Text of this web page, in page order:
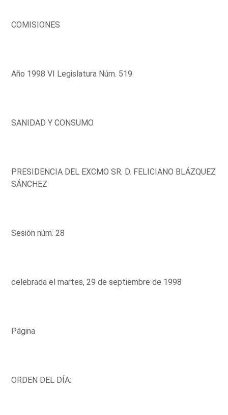
COMISIONES
Año 1998 VI Legislatura Núm. 519
SANIDAD Y CONSUMO
PRESIDENCIA DEL EXCMO SR. D. FELICIANO BLÁZQUEZ
SÁNCHEZ
Sesión núm. 28
celebrada el martes, 29 de septiembre de 1998
Página
ORDEN DEL DÍA: